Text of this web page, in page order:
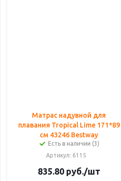
Матрас надувной для
плавания Tropical Lime 171*89
см 43246 Bestway
Есть в наличии (3)
Артикул: 6115
835.80руб./шт